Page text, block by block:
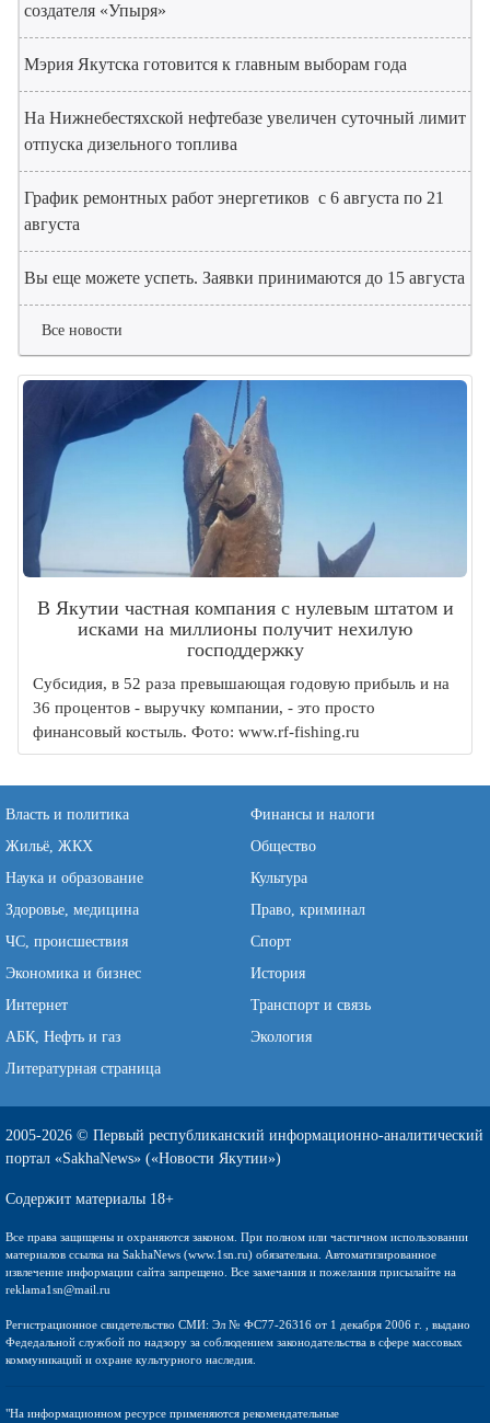
создателя «Упыря»
Мэрия Якутска готовится к главным выборам года
На Нижнебестяхской нефтебазе увеличен суточный лимит
отпуска дизельного топлива
График ремонтных работ энергетиков с 6 августа по 21
августа
Вы еще можете успеть. Заявки принимаются до 15 августа
Все новости
В Якутии частная компания с нулевым штатом и
исками на миллионы получит нехилую
господдержку
Субсидия, в 52 раза превышающая годовую прибыль и на
36 процентов - выручку компании, - это просто
финансовый костыль. Фото: www.rf-fishing.ru
Власть и политика
Финансы и налоги
Жильё, ЖКХ
Общество
Наука и образование
Культура
Здоровье, медицина
Право, криминал
ЧС, происшествия
Спорт
Экономика и бизнес
История
Интернет
Транспорт и связь
АБК, Нефть и газ
Экология
Литературная страница
2005-2026 © Первый республиканский информационно-аналитический
портал «SakhaNews» («Новости Якутии»)
Содержит материалы 18+
Все права защищены и охраняются законом. При полном или частичном использовании
материалов ссылка на SakhaNews (www.1sn.ru) обязательна. Автоматизированное
извлечение информации сайта запрещено. Все замечания и пожелания присылайте на
reklama1sn@mail.ru
Регистрационное свидетельство СМИ: Эл № ФС77-26316 от 1 декабря 2006 г. , выдано
Федедальной службой по надзору за соблюдением законодательства в сфере массовых
коммуникаций и охране культурного наследия.
"На информационном ресурсе применяются рекомендательные